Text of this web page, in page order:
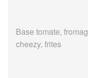
Base tomate,
cheezy, frites